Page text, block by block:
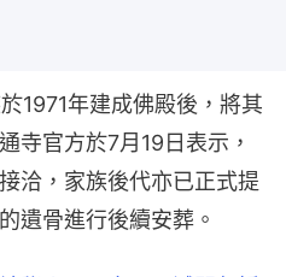
1971年建成佛殿後，將其
寺官方於7月19日表示，
洽，家族後代亦已正式提
遺骨進行後續安葬。